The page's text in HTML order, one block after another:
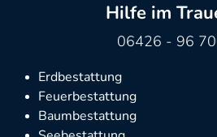
Hilfe im
06426 - 96
Erdbestattung
Feuerbestattung
Baumbestattung